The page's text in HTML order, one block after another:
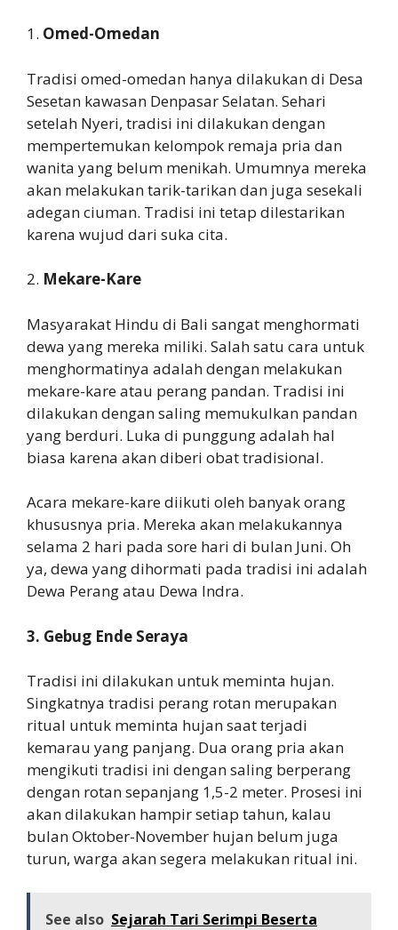
1. Omed-Omedan
Tradisi omed-omedan hanya dilakukan di Desa
Sesetan kawasan Denpasar Selatan. Sehari
setelah Nyeri, tradisi ini dilakukan dengan
mempertemukan kelompok remaja pria dan
wanita yang belum menikah. Umumnya mereka
akan melakukan tarik-tarikan dan juga sesekali
adegan ciuman. Tradisi ini tetap dilestarikan
karena wujud dari suka cita.
2. Mekare-Kare
Masyarakat Hindu di Bali sangat menghormati
dewa yang mereka miliki. Salah satu cara untuk
menghormatinya adalah dengan melakukan
mekare-kare atau perang pandan. Tradisi ini
dilakukan dengan saling memukulkan pandan
yang berduri. Luka di punggung adalah hal
biasa karena akan diberi obat tradisional.
Acara mekare-kare diikuti oleh banyak orang
khususnya pria. Mereka akan melakukannya
selama 2 hari pada sore hari di bulan Juni. Oh
ya, dewa yang dihormati pada tradisi ini adalah
Dewa Perang atau Dewa Indra.
3. Gebug Ende Seraya
Tradisi ini dilakukan untuk meminta hujan.
Singkatnya tradisi perang rotan merupakan
ritual untuk meminta hujan saat terjadi
kemarau yang panjang. Dua orang pria akan
mengikuti tradisi ini dengan saling berperang
dengan rotan sepanjang 1,5-2 meter. Prosesi ini
akan dilakukan hampir setiap tahun, kalau
bulan Oktober-November hujan belum juga
turun, warga akan segera melakukan ritual ini.
See also Sejarah Tari Serimpi Beserta